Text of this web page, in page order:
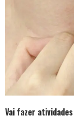
Vai fazer